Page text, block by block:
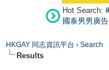
Hot Search:
國泰男男廣告
HKGAY 同志資訊平台 › Search
Results